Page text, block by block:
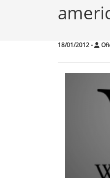
18/01/2012-